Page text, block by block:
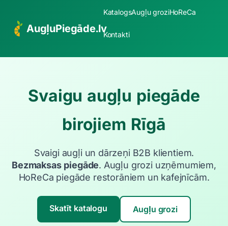
AugļuPiegāde.lv
KatalogsAugļu groziHoReCa
Kontakti
Svaigu augļu piegāde
birojiem Rīgā
Svaigi augļi un dārzeņi B2B klientiem.
Bezmaksas piegāde. Augļu grozi uzņēmumiem,
HoReCa piegāde restorāniem un kafejnīcām.
Skatīt katalogu Augļu grozi